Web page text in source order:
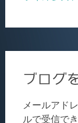
ブログ
メールアド
ルで受信でき